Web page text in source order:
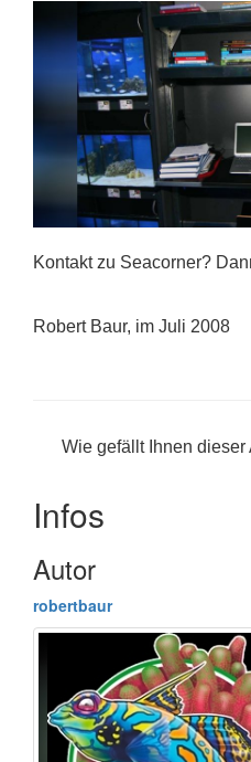
Kontakt zu Seacorner?
Robert Baur, im Juli 2008
Wie gefällt Ihnen dieser
Infos
Autor
robertbaur